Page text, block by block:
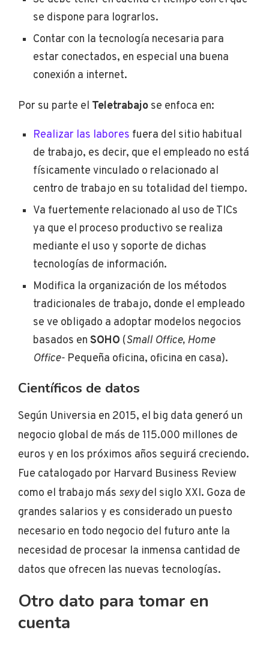
se dispone para lograrlos.
Contar con la tecnología necesaria para
estar conectados, en especial una buena
conexión a internet.
Por su parte el Teletrabajo se enfoca en:
Realizar las labores fuera del sitio habitual
de trabajo, es decir, que el empleado no está
físicamente vinculado o relacionado al
centro de trabajo en su totalidad del tiempo.
Va fuertemente relacionado al uso de TICs
ya que el proceso productivo se realiza
mediante el uso y soporte de dichas
tecnologías de información.
Modifica la organización de los métodos
tradicionales de trabajo, donde el empleado
se ve obligado a adoptar modelos negocios
basados en SOHO (Small Office, Home
Office- Pequeña oficina, oficina en casa).
Científicos de datos
Según Universia en 2015, el big data generó un
negocio global de más de 115.000 millones de
euros y en los próximos años seguirá creciendo.
Fue catalogado por Harvard Business Review
como el trabajo más sexydel siglo XXI. Goza de
grandes salarios y es considerado un puesto
necesario en todo negocio del futuro ante la
necesidad de procesar la inmensa cantidad de
datos que ofrecen las nuevas tecnologías.
Otro dato para tomar en
cuenta